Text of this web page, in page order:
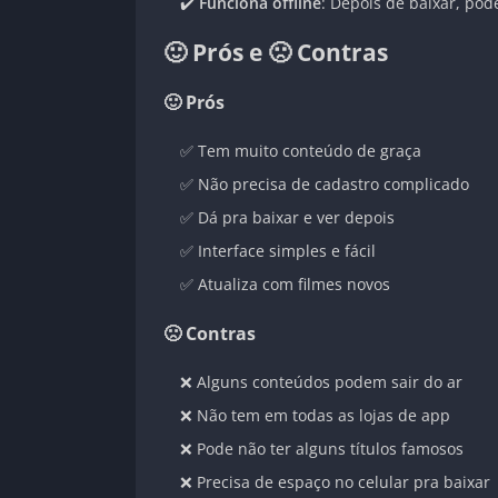
🙂 Prós e 🙁 Contras
🙂 Prós
✅ Tem muito conteúdo de graça
✅ Não precisa de cadastro complicado
✅ Dá pra baixar e ver depois
✅ Interface simples e fácil
✅ Atualiza com filmes novos
🙁 Contras
❌ Alguns conteúdos podem sair do ar
❌ Não tem em todas as lojas de app
❌ Pode não ter alguns títulos famosos
❌ Precisa de espaço no celular pra baixar